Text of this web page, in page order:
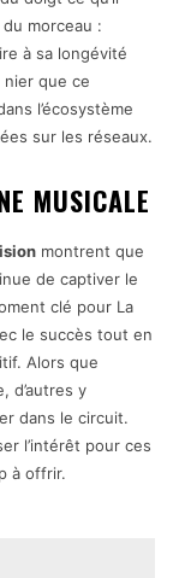
morceau :
à sa longévité
que ce
l’écosystème
sur les réseaux.
MUSICALE
montrent que
de captiver le
clé pour La
le succès tout en
Alors que
d’autres y
dans le circuit.
l’intérêt pour ces
à offrir.